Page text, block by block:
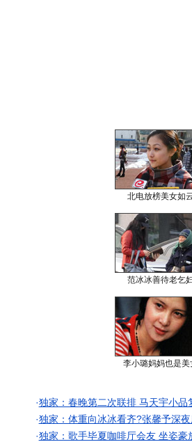
北电放榜美女如
范冰冰善待老乞
李小璐妈妈也是美
·独家：春晚第二次联排 马天宇小品
·独家：体重向冰冰看齐?张馨予深
·独家：歌手毕夏咖啡厅会友 坐姿豪